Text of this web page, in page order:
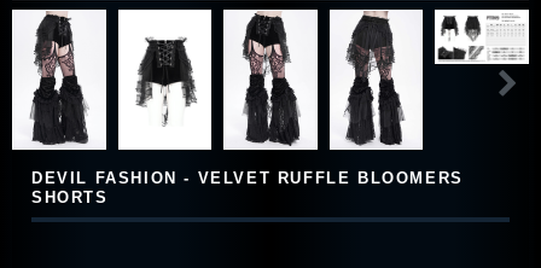
DEVIL FASHION - VELVET RUFFLE BLOOMERS
SHORTS